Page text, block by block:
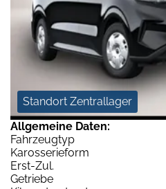
Standort Zentrallager
Allgemeine Daten:
Fahrzeugtyp
Karosserieform
Erst-Zul.
Getriebe